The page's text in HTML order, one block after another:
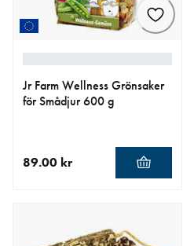
Jr Farm Wellness Grönsaker
för Smådjur 600 g
89.00 kr